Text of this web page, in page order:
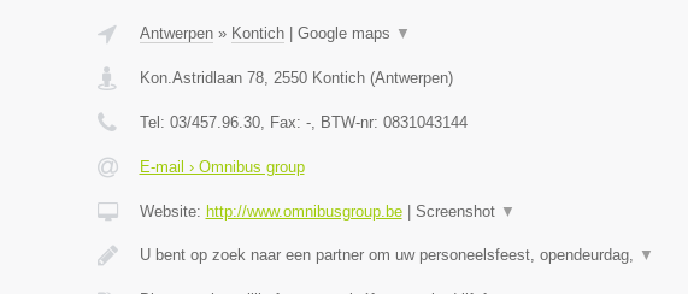
Antwerpen» Kontich| Google maps ▼
Kon.Astridlaan 78, 2550 Kontich(Antwerpen)
Tel: 03/457.96.30, Fax: -, BTW-nr: 0831043144
E-mail › Omnibus group
Website: http://www.omnibusgroup.be| Screenshot ▼
U bent op zoek naar een partner om uw personeelsfeest, opendeurdag, ▼